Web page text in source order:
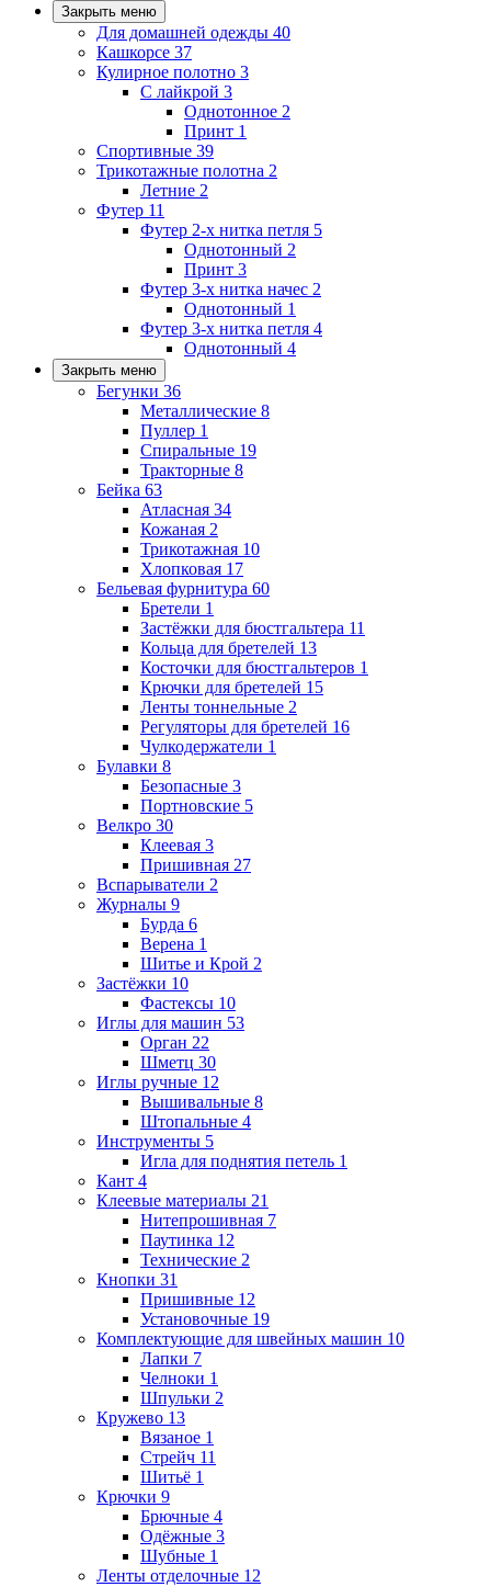
Закрыть меню
Для домашней одежды 40
Кашкорсе 37
Кулирное полотно 3
С лайкрой 3
Однотонное 2
Принт 1
Спортивные 39
Трикотажные полотна 2
Летние 2
Футер 11
Футер 2-х нитка петля 5
Однотонный 2
Принт 3
Футер 3-х нитка начес 2
Однотонный 1
Футер 3-х нитка петля 4
Однотонный 4
Закрыть меню
Бегунки 36
Металлические 8
Пуллер 1
Спиральные 19
Тракторные 8
Бейка 63
Атласная 34
Кожаная 2
Трикотажная 10
Хлопковая 17
Бельевая фурнитура 60
Бретели 1
Застёжки для бюстгальтера 11
Кольца для бретелей 13
Косточки для бюстгальтеров 1
Крючки для бретелей 15
Ленты тоннельные 2
Регуляторы для бретелей 16
Чулкодержатели 1
Булавки 8
Безопасные 3
Портновские 5
Велкро 30
Клеевая 3
Пришивная 27
Вспарыватели 2
Журналы 9
Бурда 6
Верена 1
Шитье и Крой 2
Застёжки 10
Фастексы 10
Иглы для машин 53
Орган 22
Шметц 30
Иглы ручные 12
Вышивальные 8
Штопальные 4
Инструменты 5
Игла для поднятия петель 1
Кант 4
Клеевые материалы 21
Нитепрошивная 7
Паутинка 12
Технические 2
Кнопки 31
Пришивные 12
Установочные 19
Комплектующие для швейных машин 10
Лапки 7
Челноки 1
Шпульки 2
Кружево 13
Вязаное 1
Стрейч 11
Шитьё 1
Крючки 9
Брючные 4
Одёжные 3
Шубные 1
Ленты отделочные 12